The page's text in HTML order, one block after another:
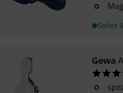
Sofort
Gewa